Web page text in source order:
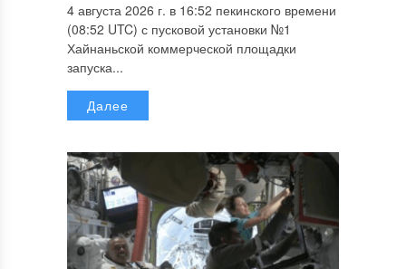
4 августа 2026 г. в 16:52 пекинского времени
(08:52 UTC) с пусковой установки №1
Хайнаньской коммерческой площадки
запуска...
Далее